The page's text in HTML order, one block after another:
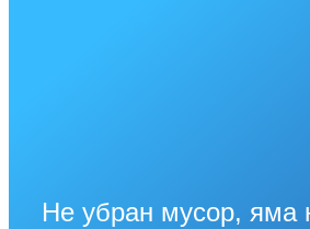
Не убран мусор, яма